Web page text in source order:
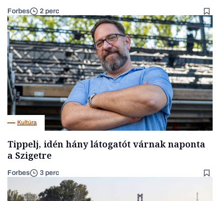
Forbes 2 perc
Kultúra
Tippelj, idén hány látogatót várnak naponta
a Szigetre
Forbes 3 perc